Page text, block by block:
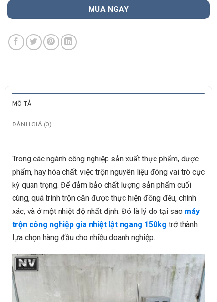
MUA NGAY
MÔ TẢ
ĐÁNH GIÁ (0)
Trong các ngành công nghiệp sản xuất thực phẩm, dược
phẩm, hay hóa chất, việc trộn nguyên liệu đóng vai trò cực
kỳ quan trọng. Để đảm bảo chất lượng sản phẩm cuối
cùng, quá trình trộn cần được thực hiện đồng đều, chính
xác, và ở một nhiệt độ nhất định. Đó là lý do tại sao máy
trộn công nghiệp gia nhiệt lật ngang 150kg trở thành
lựa chọn hàng đầu cho nhiều doanh nghiệp.